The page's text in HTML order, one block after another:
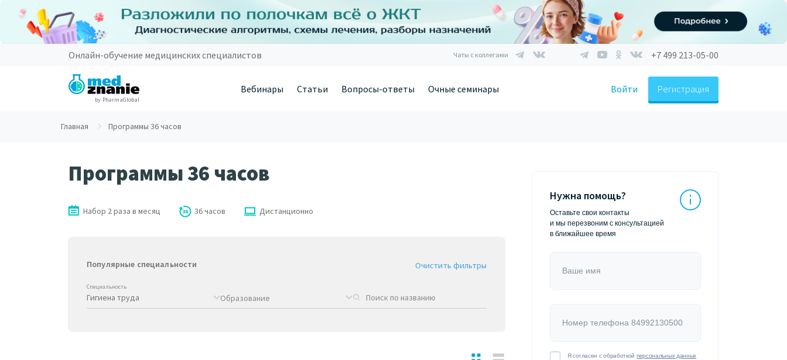
Онлайн-обучение медицинских специалистов Чаты с коллегами +7 499 213-05-00
by PharmaGlobal
Вебинары Статьи Вопросы-ответы Очные семинары Войти Регистрация
Главная Программы 36 часов
Программы 36 часов
Набор 2 раза в месяц 36 часов Дистанционно
Популярные специальности Очистить фильтры
Специальность
Образование
Нужна помощь?
Оставьте свои контакты
и мы перезвоним с консультацией
в ближайшее время
Ваше имя
Номер телефона 84992130500
Я согласен с обработкой персональных данных